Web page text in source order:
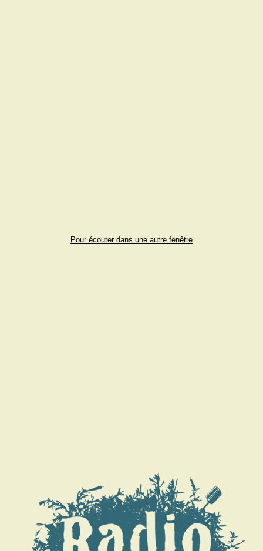
Pour écouter dans une autre fenêtre